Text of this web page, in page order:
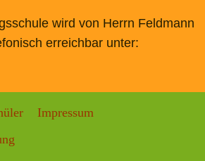
wird von Herrn Feldmann
erreichbar unter:
Impressum